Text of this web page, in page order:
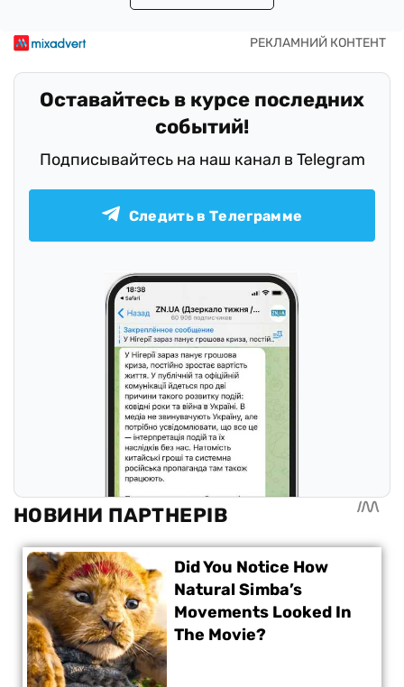
Оставайтесь в курсе последних
событий!
Подписывайтесь на наш канал в Telegram
Следить в Телеграмме